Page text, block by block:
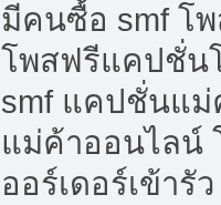
มีคนซื้อ smf โ
โพสฟรีแคปชั่น
smf แคปชั่นแ
แม่ค้าออนไลน์
ออร์เดอร์เข้ารั